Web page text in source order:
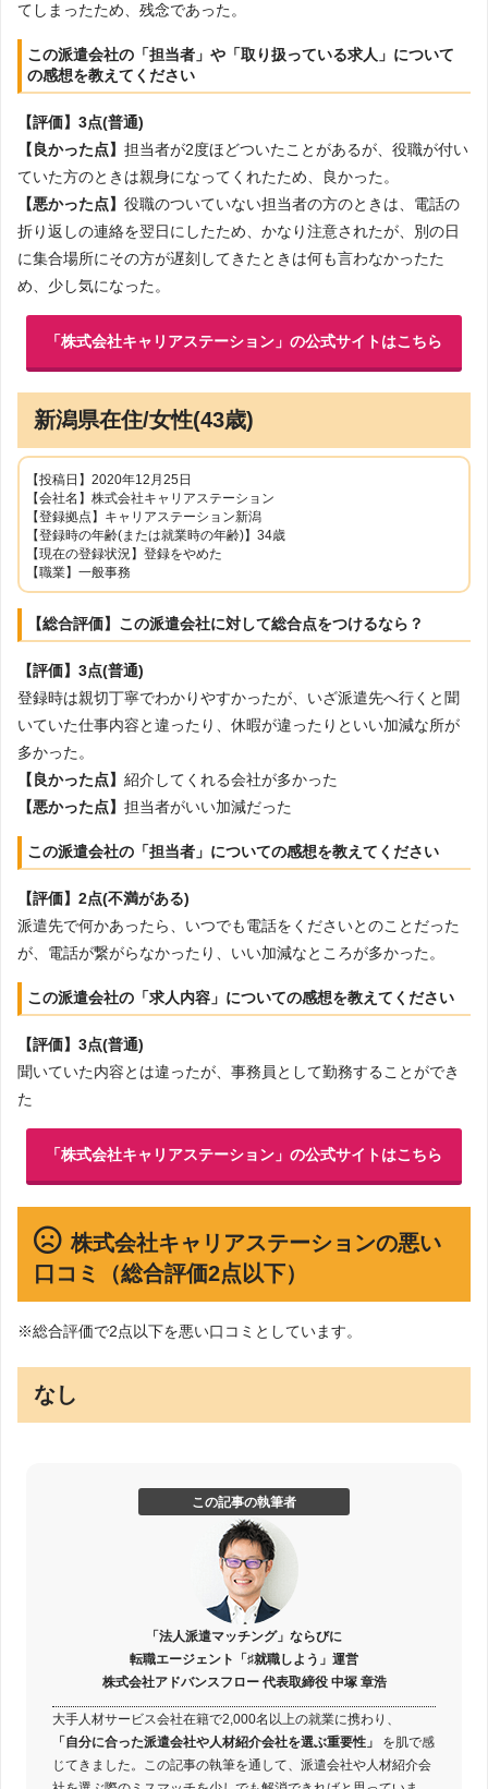
てしまったため、残念であった。
この派遣会社の「担当者」や「取り扱っている求人」について
の感想を教えてください
【評価】3点(普通)
【良かった点】 担当者が2度ほどついたことがあるが、役職が付い
ていた方のときは親身になってくれたため、良かった。
【悪かった点】 役職のついていない担当者の方のときは、電話の
折り返しの連絡を翌日にしたため、かなり注意されたが、別の日
に集合場所にその方が遅刻してきたときは何も言わなかったた
め、少し気になった。
「株式会社キャリアステーション」の公式サイトはこちら
新潟県在住/女性(43歳)
【投稿日】2020年12月25日
【会社名】株式会社キャリアステーション
【登録拠点】キャリアステーション新潟
【登録時の年齢(または就業時の年齢)】34歳
【現在の登録状況】登録をやめた
【職業】一般事務
【総合評価】この派遣会社に対して総合点をつけるなら？
【評価】3点(普通)
登録時は親切丁寧でわかりやすかったが、いざ派遣先へ行くと聞
いていた仕事内容と違ったり、休暇が違ったりといい加減な所が
多かった。
【良かった点】 紹介してくれる会社が多かった
【悪かった点】 担当者がいい加減だった
この派遣会社の「担当者」についての感想を教えてください
【評価】2点(不満がある)
派遣先で何かあったら、いつでも電話をくださいとのことだった
が、電話が繋がらなかったり、いい加減なところが多かった。
この派遣会社の「求人内容」についての感想を教えてください
【評価】3点(普通)
聞いていた内容とは違ったが、事務員として勤務することができ
た
「株式会社キャリアステーション」の公式サイトはこちら
株式会社キャリアステーションの悪い
口コミ（総合評価2点以下）
※総合評価で2点以下を悪い口コミとしています。
なし
この記事の執筆者
「法人派遣マッチング」ならびに
転職エージェント「♯就職しよう」運営
株式会社アドバンスフロー 代表取締役 中塚 章浩
大手人材サービス会社在籍で2,000名以上の就業に携わり、
「自分に合った派遣会社や人材紹介会社を選ぶ重要性」
を肌で感
じてきました。この記事の執筆を通して、派遣会社や人材紹介会